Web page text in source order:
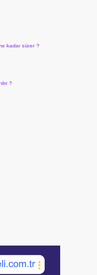
kadar sürer ?
?